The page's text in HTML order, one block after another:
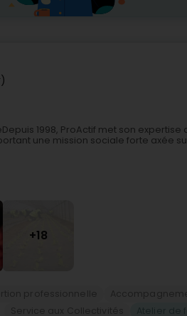
1998, ProActif met son expertise
une mission sociale forte axée
+18